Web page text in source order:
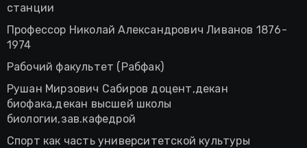
станции
Профессор Николай Александрович Ливанов 1876-
1974
Рабочий факультет (Рабфак)
Рушан Мирзович Сабиров доцент,декан
биофака,декан высшей школы
биологии,зав.кафедрой
Спорт как часть университетской культуры